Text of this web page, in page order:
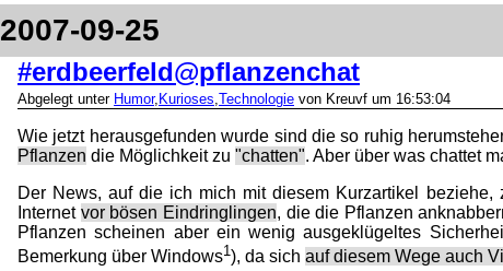
2007-09-25
#erdbeerfeld@pflanzenchat
Abgelegt unter Humor, Kurioses Technologie von Kreuvf um 16:53:04
Wie jetzt herausgefunden wurde sind die so ruhig
Pflanzen die Möglichkeit zu "chatten". Aber über was chattet
Der News, auf die ich mich mit diesem Kurzartikel beziehe,
Internet vor bösen Eindringlingen, die die Pflanzen
Pflanzen scheinen aber ein wenig ausgeklügeltes
Bemerkung über Windows1), da sich auf diesem Wege auch